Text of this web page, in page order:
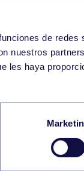
de redes
nuestros
les haya
C